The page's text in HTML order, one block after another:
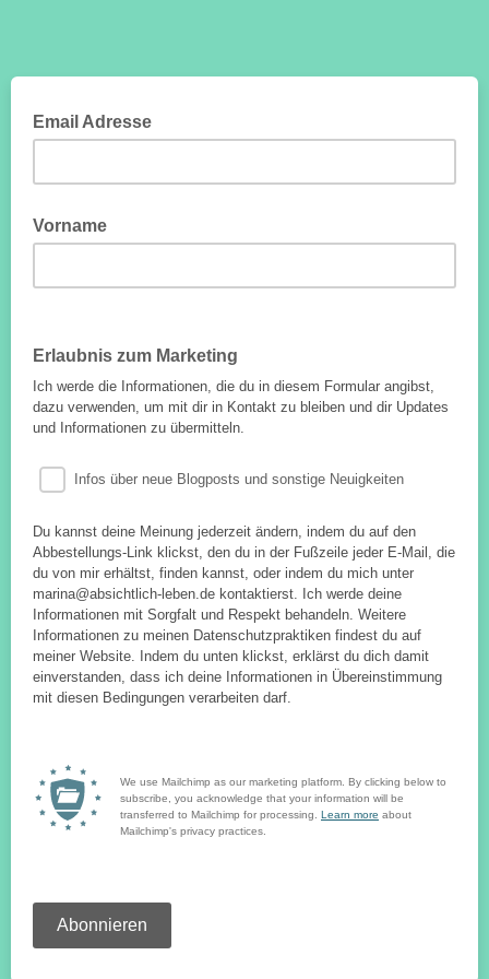
Email Adresse
Vorname
Erlaubnis zum Marketing
Ich werde die Informationen, die du in diesem Formular angibst,
dazu verwenden, um mit dir in Kontakt zu bleiben und dir Updates
und Informationen zu übermitteln.
Infos über neue Blogposts und sonstige Neuigkeiten
Du kannst deine Meinung jederzeit ändern, indem du auf den
Abbestellungs-Link klickst, den du in der Fußzeile jeder E-Mail, die
du von mir erhältst, finden kannst, oder indem du mich unter
marina@absichtlich-leben.de kontaktierst. Ich werde deine
Informationen mit Sorgfalt und Respekt behandeln. Weitere
Informationen zu meinen Datenschutzpraktiken findest du auf
meiner Website. Indem du unten klickst, erklärst du dich damit
einverstanden, dass ich deine Informationen in Übereinstimmung
mit diesen Bedingungen verarbeiten darf.
We use Mailchimp as our marketing platform. By clicking below to
subscribe, you acknowledge that your information will be
transferred to Mailchimp for processing. Learn more about
Mailchimp's privacy practices.